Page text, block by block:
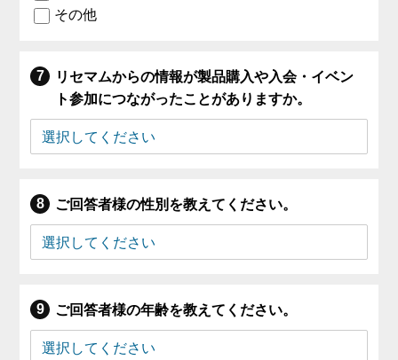
その他
リセマムからの情報が製品購入や入会・イベン
ト参加につながったことがありますか。
ご回答者様の性別を教えてください。
ご回答者様の年齢を教えてください。